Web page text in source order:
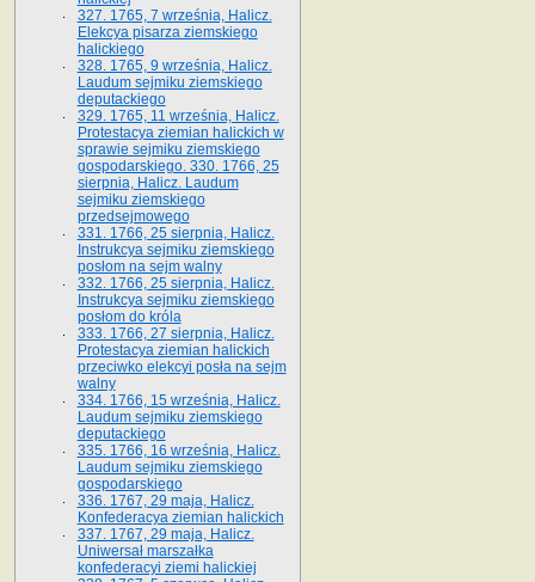
327. 1765, 7 września, Halicz.
Elekcya pisarza ziemskiego
halickiego
328. 1765, 9 września, Halicz.
Laudum sejmiku ziemskiego
deputackiego
329. 1765, 11 września, Halicz.
Protestacya ziemian halickich w
sprawie sejmiku ziemskiego
gospodarskiego. 330. 1766, 25
sierpnia, Halicz. Laudum
sejmiku ziemskiego
przedsejmowego
331. 1766, 25 sierpnia, Halicz.
Instrukcya sejmiku ziemskiego
posłom na sejm walny
332. 1766, 25 sierpnia, Halicz.
Instrukcya sejmiku ziemskiego
posłom do króla
333. 1766, 27 sierpnia, Halicz.
Protestacya ziemian halickich
przeciwko elekcyi posła na sejm
walny
334. 1766, 15 września, Halicz.
Laudum sejmiku ziemskiego
deputackiego
335. 1766, 16 września, Halicz.
Laudum sejmiku ziemskiego
gospodarskiego
336. 1767, 29 maja, Halicz.
Konfederacya ziemian halickich
337. 1767, 29 maja, Halicz.
Uniwersał marszałka
konfederacyi ziemi halickiej